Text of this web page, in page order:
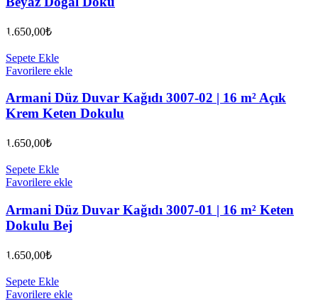
1.650,00₺
Sepete Ekle
Favorilere ekle
Armani Düz Duvar Kağıdı 3007-02 | 16 m² Açık
Krem Keten Dokulu
1.650,00₺
Sepete Ekle
Favorilere ekle
Armani Düz Duvar Kağıdı 3007-01 | 16 m² Keten
Dokulu Bej
1.650,00₺
Sepete Ekle
Favorilere ekle